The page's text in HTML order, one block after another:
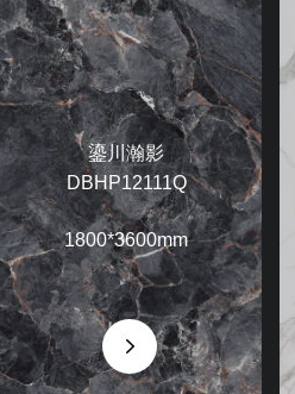
鎏川瀚影
DBHP12111Q
1800*3600mm